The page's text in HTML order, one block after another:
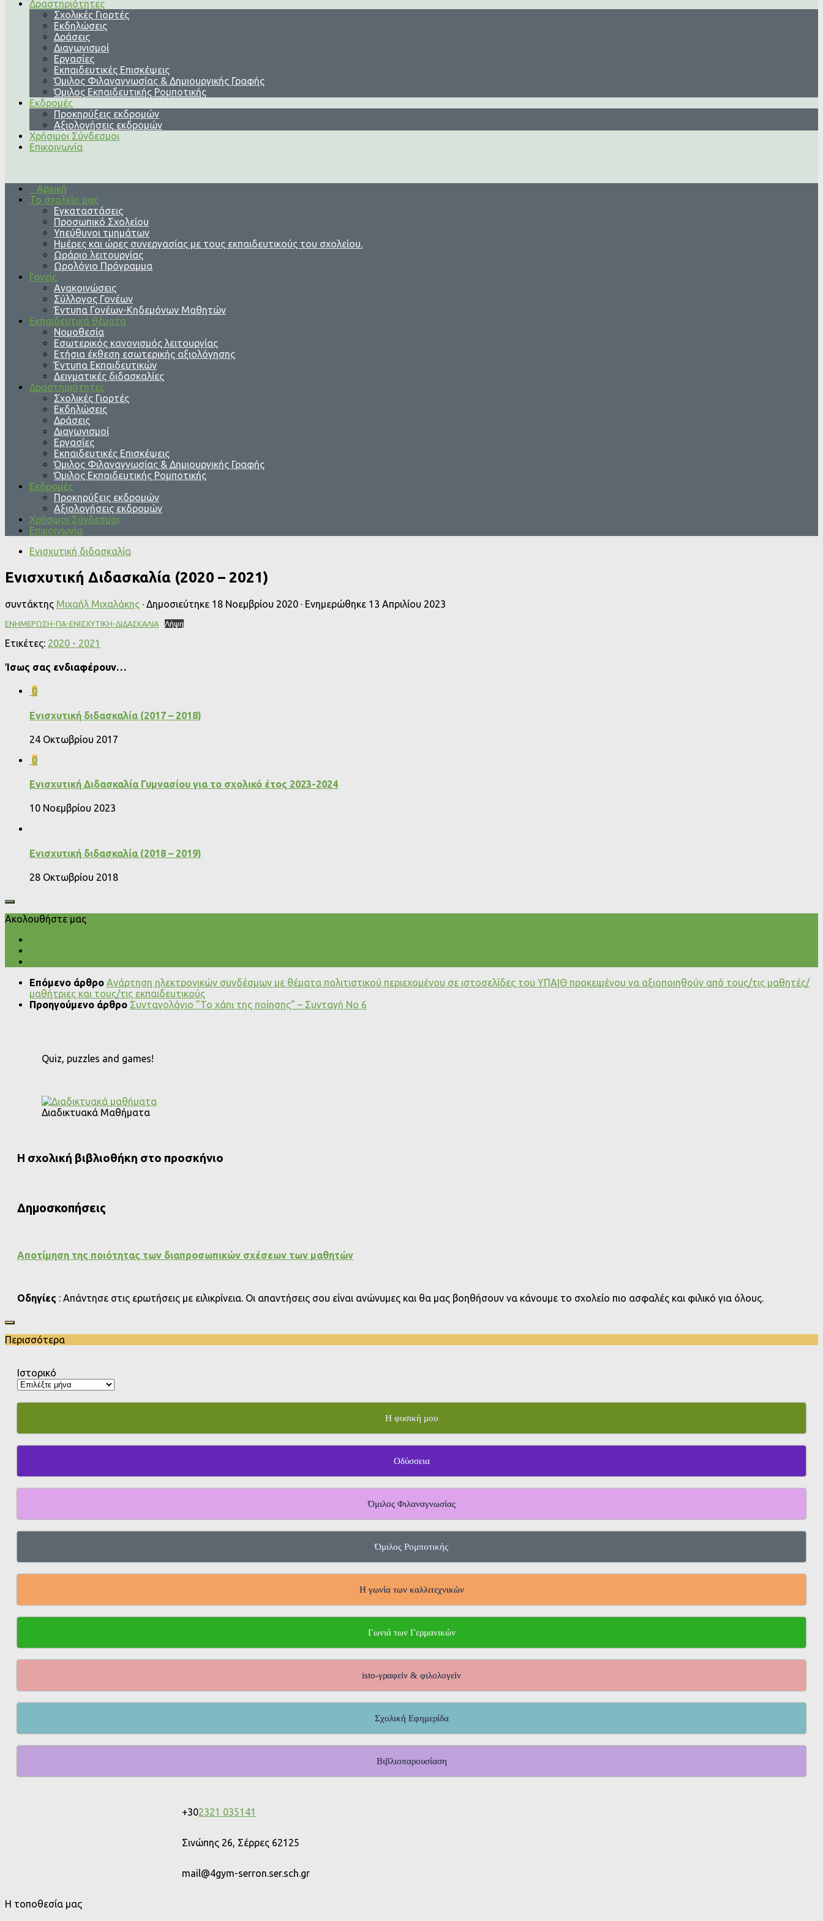
Δραστηριότητες
Σχολικές Γιορτές
Εκδηλώσεις
Δράσεις
Διαγωνισμοί
Εργασίες
Εκπαιδευτικές Επισκέψεις
Όμιλος Φιλαναγνωσίας & Δημιουργικής Γραφής
Όμιλος Εκπαιδευτικής Ρομποτικής
Εκδρομές
Προκηρύξεις εκδρομών
Αξιολογήσεις εκδρομών
Χρήσιμοι Σύνδεσμοι
Επικοινωνία
Αρχική
Το σχολείο μας
Εγκαταστάσεις
Προσωπικό Σχολείου
Υπεύθυνοι τμημάτων
Ημέρες και ώρες συνεργασίας με τους εκπαιδευτικούς του σχολείου.
Ωράριο λειτουργίας
Ωρολόγιο Πρόγραμμα
Γονείς
Ανακοινώσεις
Σύλλογος Γονέων
Έντυπα Γονέων-Κηδεμόνων Μαθητών
Εκπαιδευτικά θέματα
Νομοθεσία
Εσωτερικός κανονισμός λειτουργίας
Ετήσια έκθεση εσωτερικής αξιολόγησης
Έντυπα Εκπαιδευτικών
Δειγματικές διδασκαλίες
Δραστηριότητες
Σχολικές Γιορτές
Εκδηλώσεις
Δράσεις
Διαγωνισμοί
Εργασίες
Εκπαιδευτικές Επισκέψεις
Όμιλος Φιλαναγνωσίας & Δημιουργικής Γραφής
Όμιλος Εκπαιδευτικής Ρομποτικής
Εκδρομές
Προκηρύξεις εκδρομών
Αξιολογήσεις εκδρομών
Χρήσιμοι Σύνδεσμοι
Επικοινωνία
Ενισχυτική διδασκαλία
Ενισχυτική Διδασκαλία (2020 – 2021)
συντάκτης Μιχαήλ Μιχαλάκης · Δημοσιεύτηκε 18 Νοεμβρίου 2020 · Ενημερώθηκε 13 Απριλίου 2023
ΕΝΗΜΕΡΩΣΗ-ΓΙΑ-ΕΝΙΣΧΥΤΙΚΗ-ΔΙΔΑΣΚΑΛΙΑ Λήψη
Ετικέτες: 2020 - 2021
Ίσως σας ενδιαφέρουν…
0
Ενισχυτική διδασκαλία (2017 – 2018)
24 Οκτωβρίου 2017
0
Ενισχυτική Διδασκαλία Γυμνασίου για το σχολικό έτος 2023-2024
10 Νοεμβρίου 2023
Ενισχυτική διδασκαλία (2018 – 2019)
28 Οκτωβρίου 2018
Ακολουθήστε μας
Επόμενο άρθρο Ανάρτηση ηλεκτρονικών συνδέσμων με θέματα πολιτιστικού περιεχομένου σε ιστοσελίδες του ΥΠΑΙΘ προκειμένου να αξιοποιηθούν από τους/τις μαθητές/
μαθήτριες και τους/τις εκπαιδευτικούς
Προηγούμενο άρθρο Συνταγολόγιο ”Το χάπι της ποίησης” – Συνταγή Νο 6
Quiz, puzzles and games!
Διαδικτυακά Μαθήματα
Η σχολική βιβλιοθήκη στο προσκήνιο
Δημοσκοπήσεις
Αποτίμηση της ποιότητας των διαπροσωπικών σχέσεων των μαθητών
Οδηγίες : Απάντησε στις ερωτήσεις με ειλικρίνεια. Οι απαντήσεις σου είναι ανώνυμες και θα μας βοηθήσουν να κάνουμε το σχολείο πιο ασφαλές και φιλικό για όλους.
Περισσότερα
Ιστορικό
Η φυσική μου
Οδύσσεια
Όμιλος Φιλαναγνωσίας
Όμιλος Ρομποτικής
Η γωνία των καλλιτεχνικών
Γωνιά των Γερμανικών
isto-γραφείν & φιλολογείν
Σχολική Εφημερίδα
Βιβλιοπαρουσίαση
+302321 035141
Σινώπης 26, Σέρρες 62125
mail@4gym-serron.ser.sch.gr
Η τοποθεσία μας